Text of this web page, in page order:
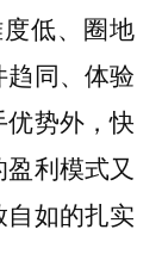
低、圈地
同、体验
势外，快
利模式又
如的扎实